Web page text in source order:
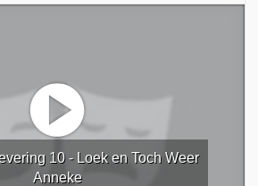
10 - Loek en Toch Weer
Anneke